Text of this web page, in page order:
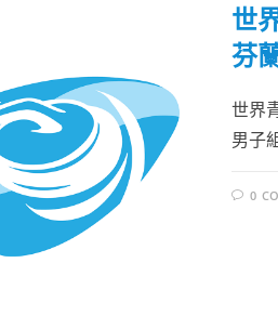
世
芬
世界
男子
0